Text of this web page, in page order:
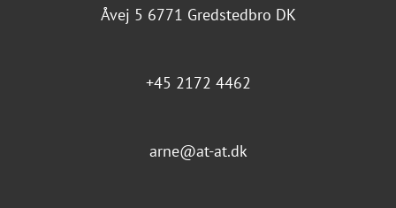
Åvej 5 6771 Gredstedbro DK
+45 2172 4462
arne@at-at.dk